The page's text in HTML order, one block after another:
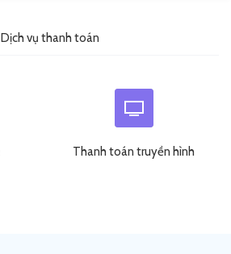
Dịch vụ thanh toán
Thanh toán truyền hình